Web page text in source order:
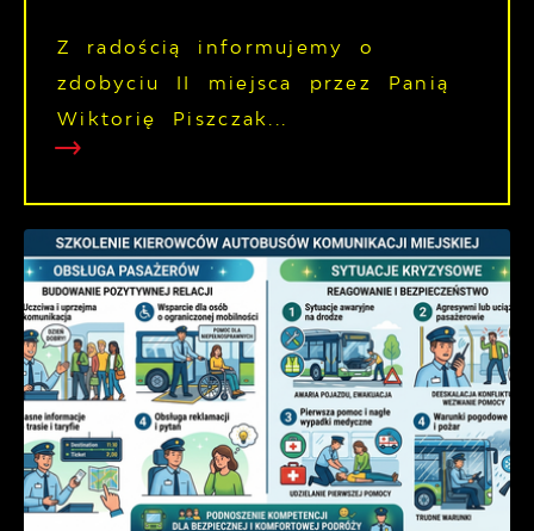
Z radością informujemy o
zdobyciu II miejsca przez Panią
Wiktorię Piszczak...